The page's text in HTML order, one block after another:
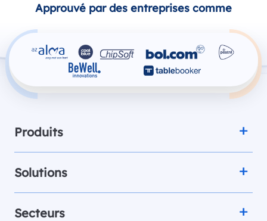
Approuvé par des entreprises comme
Produits
Solutions
Secteurs